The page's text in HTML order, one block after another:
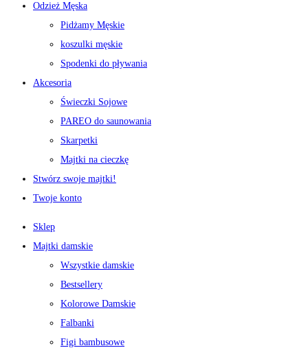
Odzież Męska
Pidżamy Męskie
koszulki męskie
Spodenki do pływania
Akcesoria
Świeczki Sojowe
PAREO do saunowania
Skarpetki
Majtki na cieczkę
Stwórz swoje majtki!
Twoje konto
Sklep
Majtki damskie
Wszystkie damskie
Bestsellery
Kolorowe Damskie
Falbanki
Figi bambusowe